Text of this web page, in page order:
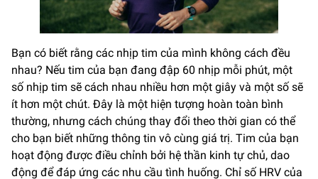
Bạn có biết rằng các nhịp tim của mình không cách đều
nhau? Nếu tim của bạn đang đập 60 nhịp mỗi phút, một
số nhịp tim sẽ cách nhau nhiều hơn một giây và một số sẽ
ít hơn một chút. Đây là một hiện tượng hoàn toàn bình
thường, nhưng cách chúng thay đổi theo thời gian có thể
cho bạn biết những thông tin vô cùng giá trị. Tim của bạn
hoạt động được điều chỉnh bởi hệ thần kinh tự chủ, dao
động để đáp ứng các nhu cầu tình huống. Chỉ số HRV của